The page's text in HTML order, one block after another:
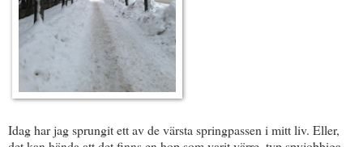
Idag har jag sprungit ett av de värsta springpassen i mitt liv. Eller,